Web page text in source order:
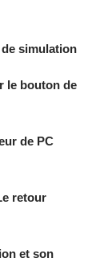
simulation
le bouton de
de PC
retour
et son